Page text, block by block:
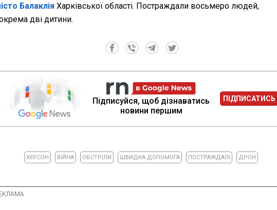
Балаклія Харківської області. Постраждали восьмеро людей,
дві дитини.
Підписуйся, щоб дізнаватись
новини першим
ПІДПИСАТИСЬ
ХЕРСОН ВІЙНА ОБСТРІЛИ ШВИДКА ДОПОМОГА ПОСТРАЖДАЛІ ДРОН